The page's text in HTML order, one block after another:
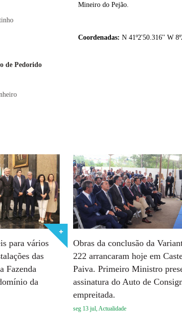
de Pedorido
Mineiro do Pejão.
Coordenadas: N 41º2'50.316'' W
para vários
das
Fazenda
da
Obras da conclusão da
222 arrancaram hoje em
Paiva. Primeiro Ministro
assinatura do Auto de
empreitada.
seg 13 jul, Actualidade